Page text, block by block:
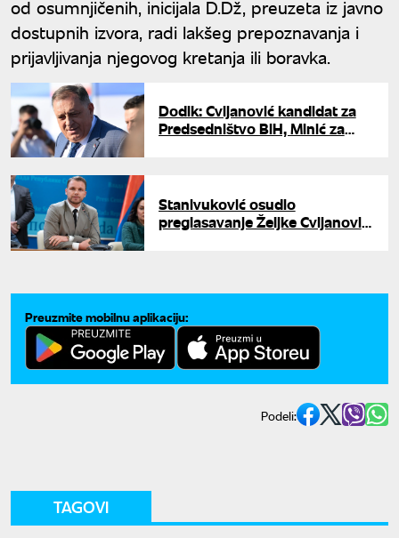
od osumnjičenih, inicijala D.Dž, preuzeta iz javno
dostupnih izvora, radi lakšeg prepoznavanja i
prijavljivanja njegovog kretanja ili boravka.
Dodik: Cvijanović kandidat za
Predsedništvo BiH, Minić za
Stanivuković osudio
preglasavanje Željke Cvijanović:
Preuzmite mobilnu aplikaciju:
Podeli:
TAGOVI